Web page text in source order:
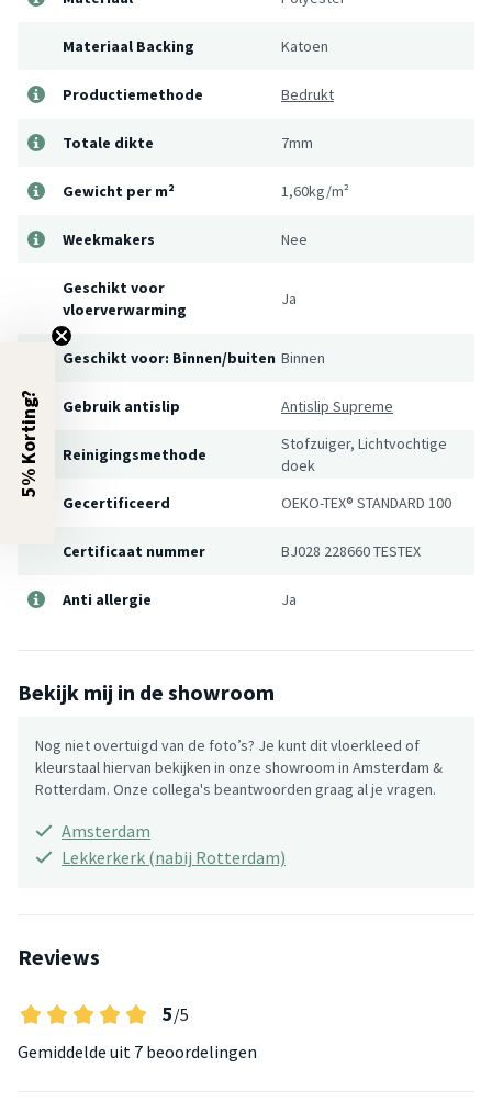
Materiaal Backing Katoen
Productiemethode Bedrukt
Totale dikte 7mm
Gewicht per m² 1,60kg/m²
Weekmakers Nee
Geschikt voor
vloerverwarming
Ja
Geschikt voor: Binnen/buiten Binnen
Gebruik antislip Antislip Supreme
Reinigingsmethode
Stofzuiger, Lichtvochtige
doek
Gecertificeerd
OEKO-TEX® STANDARD 100
Certificaat nummer BJ028 228660 TESTEX
Anti allergie Ja
Bekijk mij in de showroom
Nog niet overtuigd van de foto’s? Je kunt dit vloerkleed of
kleurstaal hiervan bekijken in onze showroom in Amsterdam &
Rotterdam. Onze collega's beantwoorden graag al je vragen.
Amsterdam
Lekkerkerk (nabij Rotterdam)
Reviews
5/5
Gemiddelde uit 7 beoordelingen
5% Korting?